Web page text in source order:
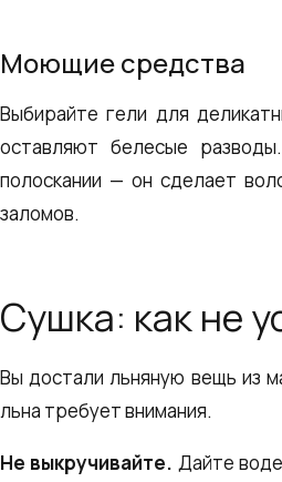
Моющие средства
Выбирайте гели для
оставляют белесые
полоскании — он сделает
заломов.
Сушка: как не
Вы достали льняную вещь из
льна требует внимания.
Не выкручивайте. Дайте